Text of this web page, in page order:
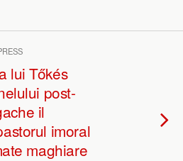
lui Tőkés
post-
il
imoral
maghiare